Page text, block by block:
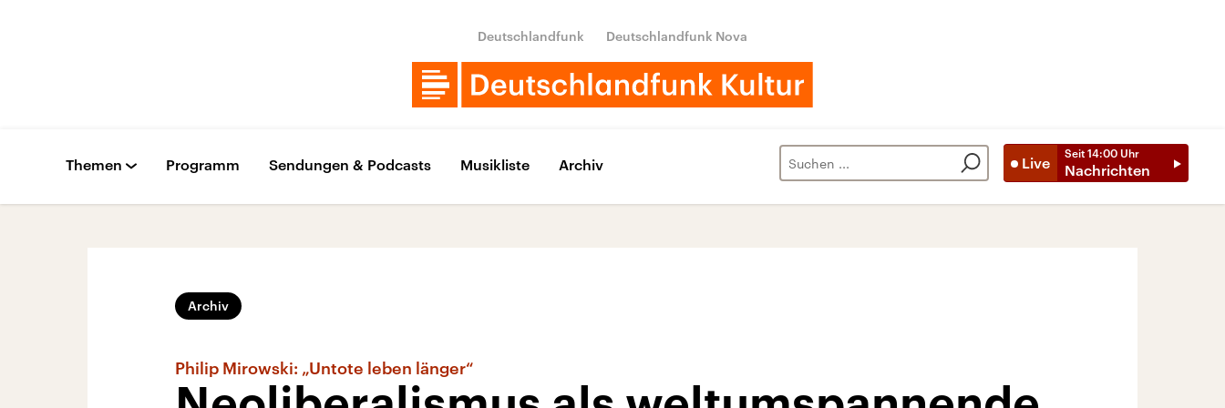
Deutschlandfunk Deutschlandfunk Nova
Live
Seit 14:00 Uhr
Nachrichten
Themen Programm Sendungen & Podcasts Musikliste Archiv
Archiv
Philip Mirowski: „Untote leben länger“